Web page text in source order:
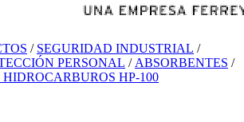
/ SEGURIDAD INDUSTRIAL /
PERSONAL / ABSORBENTES /
HP-100